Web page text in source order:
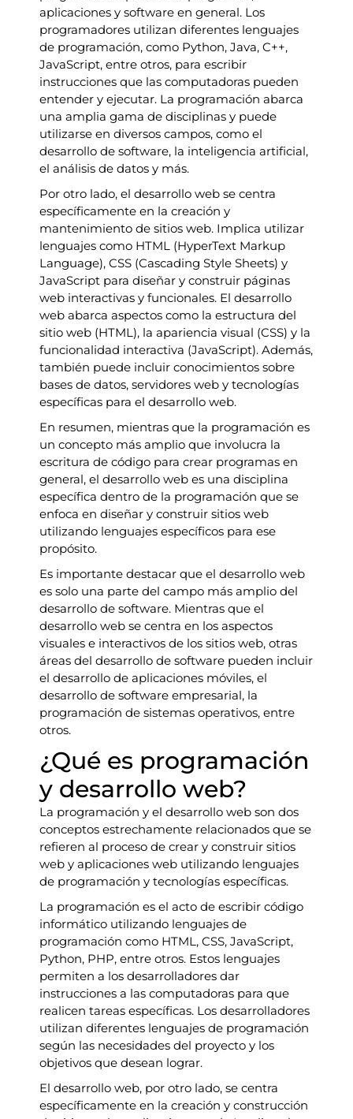
aplicaciones y software en general. Los
programadores utilizan diferentes lenguajes
de programación, como Python, Java, C++,
JavaScript, entre otros, para escribir
instrucciones que las computadoras pueden
entender y ejecutar. La programación abarca
una amplia gama de disciplinas y puede
utilizarse en diversos campos, como el
desarrollo de software, la inteligencia artificial,
el análisis de datos y más.
Por otro lado, el desarrollo web se centra
específicamente en la creación y
mantenimiento de sitios web. Implica utilizar
lenguajes como HTML (HyperText Markup
Language), CSS (Cascading Style Sheets) y
JavaScript para diseñar y construir páginas
web interactivas y funcionales. El desarrollo
web abarca aspectos como la estructura del
sitio web (HTML), la apariencia visual (CSS) y la
funcionalidad interactiva (JavaScript). Además,
también puede incluir conocimientos sobre
bases de datos, servidores web y tecnologías
específicas para el desarrollo web.
En resumen, mientras que la programación es
un concepto más amplio que involucra la
escritura de código para crear programas en
general, el desarrollo web es una disciplina
específica dentro de la programación que se
enfoca en diseñar y construir sitios web
utilizando lenguajes específicos para ese
propósito.
Es importante destacar que el desarrollo web
es solo una parte del campo más amplio del
desarrollo de software. Mientras que el
desarrollo web se centra en los aspectos
visuales e interactivos de los sitios web, otras
áreas del desarrollo de software pueden incluir
el desarrollo de aplicaciones móviles, el
desarrollo de software empresarial, la
programación de sistemas operativos, entre
otros.
¿Qué es programación
y desarrollo web?
La programación y el desarrollo web son dos
conceptos estrechamente relacionados que se
refieren al proceso de crear y construir sitios
web y aplicaciones web utilizando lenguajes
de programación y tecnologías específicas.
La programación es el acto de escribir código
informático utilizando lenguajes de
programación como HTML, CSS, JavaScript,
Python, PHP, entre otros. Estos lenguajes
permiten a los desarrolladores dar
instrucciones a las computadoras para que
realicen tareas específicas. Los desarrolladores
utilizan diferentes lenguajes de programación
según las necesidades del proyecto y los
objetivos que desean lograr.
El desarrollo web, por otro lado, se centra
específicamente en la creación y construcción